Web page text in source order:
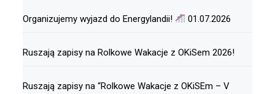
Organizujemy wyjazd do Energylandii! 01.07.2026
Ruszają zapisy na Rolkowe Wakacje z OKiSem 2026!
Ruszają zapisy na “Rolkowe Wakacje z OKiSEm – V